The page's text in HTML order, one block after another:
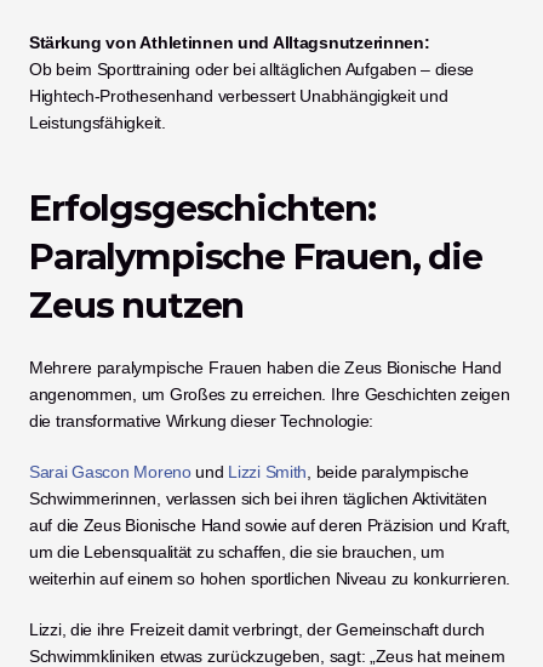
Stärkung von Athletinnen und Alltagsnutzerinnen:
Ob beim Sporttraining oder bei alltäglichen Aufgaben – diese
Hightech-Prothesenhand verbessert Unabhängigkeit und
Leistungsfähigkeit.
Erfolgsgeschichten:
Paralympische Frauen, die
Zeus nutzen
Mehrere paralympische Frauen haben die Zeus Bionische Hand
angenommen, um Großes zu erreichen. Ihre Geschichten zeigen
die transformative Wirkung dieser Technologie:
Sarai Gascon Moreno und Lizzi Smith , beide paralympische
Schwimmerinnen, verlassen sich bei ihren täglichen Aktivitäten
auf die Zeus Bionische Hand sowie auf deren Präzision und Kraft,
um die Lebensqualität zu schaffen, die sie brauchen, um
weiterhin auf einem so hohen sportlichen Niveau zu konkurrieren.
Lizzi, die ihre Freizeit damit verbringt, der Gemeinschaft durch
Schwimmkliniken etwas zurückzugeben, sagt: „Zeus hat meinem